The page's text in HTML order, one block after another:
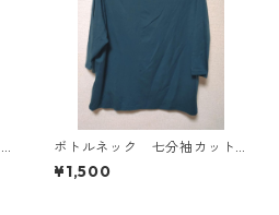
ボトルネック 七分袖カット
ソー ４Ｌ ティールグリー
ン KAE-4815
¥1,500